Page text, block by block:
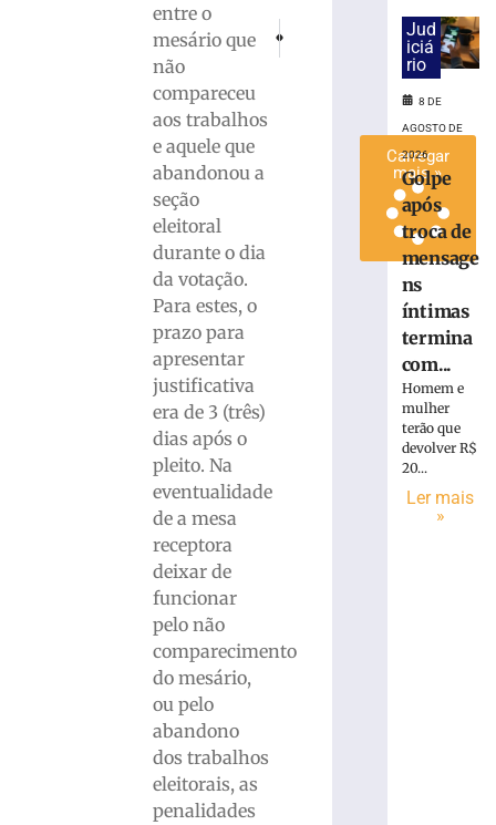
entre o
mesário que
não
compareceu
aos trabalhos
e aquele que
abandonou a
seção
eleitoral
durante o dia
da votação.
Para estes, o
prazo para
apresentar
justificativa
era de 3 (três)
dias após o
pleito. Na
eventualidade
de a mesa
receptora
deixar de
funcionar
pelo não
comparecimento
do mesário,
ou pelo
abandono
dos trabalhos
eleitorais, as
penalidades
INTERCÂMBIO: Estudantes
Samae realiza capacitação para novos
Carregar
mais »
Jud
iciá
rio
8 DE
AGOSTO DE
2026
Golpe
após
troca de
mensage
ns
íntimas
termina
com...
Homem e
mulher
terão que
devolver R$
20...
Ler mais
»